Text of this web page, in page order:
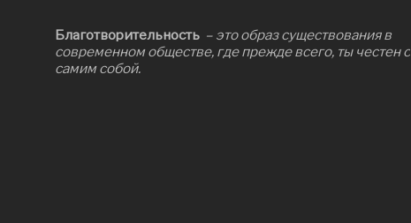
Благотворительность – это образ существования в
современном обществе, где прежде всего, ты честен с
самим собой.